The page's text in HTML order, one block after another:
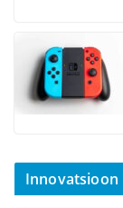
Innovatsioon